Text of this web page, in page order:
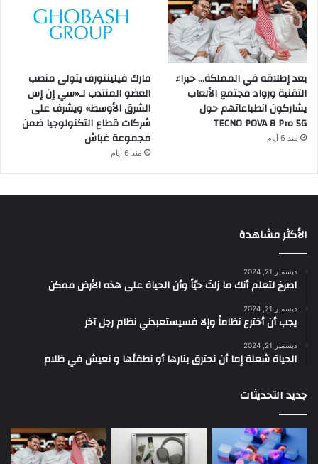
بعد إطلاقه في المملكة… خبراء
التقنية ورواد مجتمع الألعاب
يشاركون انطباعاتهم حول
TECNO POVA 8 Pro 5G
منذ 6 أيام
مارك فيلينتورف يتولى منصب
العضو المنتدب لـ«سي إن إس
الشرق الأوسط» ويشرف على
شركات قطاع التكنولوجيا ضمن
مجموعة غباش
منذ 6 أيام
الأكثر مشاهدة
ديسمبر 21, 2024
‫اصرخ لتعلم أنك ما زلتَ حيّاً وأن الحياة على هذه الأرض ممكن
ديسمبر 21, 2024
يجب أن أخترع نظاماً وإلا فسيستعبدني نظام رجل آخر
ديسمبر 21, 2024
الحياة شعلة إما أن نحترق بنارها أو نطفئها و نعيش في ظلام
جديد التحديثات